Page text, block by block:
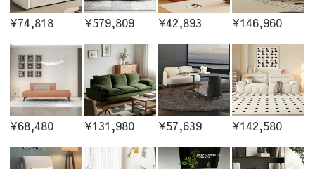
¥74,818 ¥579,809 ¥42,893 ¥146,960
¥68,480 ¥131,980 ¥57,639 ¥142,580